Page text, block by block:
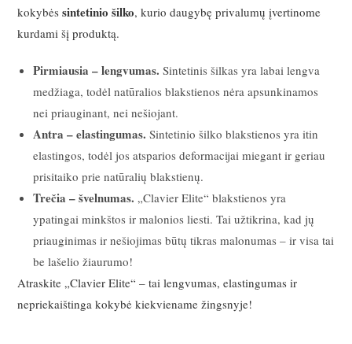
kokybėssintetinio šilko, kurio daugybę privalumų įvertinome
kurdami šį produktą.
Pirmiausia – lengvumas. Sintetinis šilkas yra labai lengva
medžiaga, todėl natūralios blakstienos nėra apsunkinamos
nei priauginant, nei nešiojant.
Antra – elastingumas. Sintetinio šilko blakstienos yra itin
elastingos, todėl jos atsparios deformacijai miegant ir geriau
prisitaiko prie natūralių blakstienų.
Trečia – švelnumas. „Clavier Elite“ blakstienos yra
ypatingai minkštos ir malonios liesti. Tai užtikrina, kad jų
priauginimas ir nešiojimas būtų tikras malonumas – ir visa tai
be lašelio žiaurumo!
Atraskite „Clavier Elite“ – tai lengvumas, elastingumas ir
nepriekaištinga kokybė kiekviename žingsnyje!